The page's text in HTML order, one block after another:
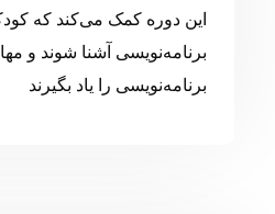
این دوره کمک می‌کند که
برنامه‌نویسی آشنا شوند و
برنامه‌نویسی را یاد بگیرند